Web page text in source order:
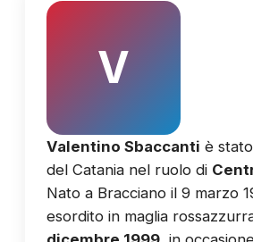
V
Valentino Sbaccanti è
del Catania nel ruolo di
Nato a Bracciano il 9 marzo
esordito in maglia